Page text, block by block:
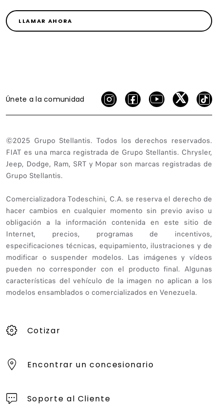
LLAMAR AHORA
Únete a la comunidad
©2025 Grupo Stellantis. Todos los derechos reservados.
FIAT es una marca registrada de Grupo Stellantis. Chrysler,
Jeep, Dodge, Ram, SRT y Mopar son marcas registradas de
Grupo Stellantis.
Comercializadora Todeschini, C.A. se reserva el derecho de
hacer cambios en cualquier momento sin previo aviso u
obligación a la información contenida en este sitio de
Internet, precios, programas de incentivos,
especificaciones técnicas, equipamiento, ilustraciones y de
modificar o suspender modelos. Las imágenes y vídeos
pueden no corresponder con el producto final. Algunas
características del vehículo de la imagen no aplican a los
modelos ensamblados o comercializados en Venezuela.
Cotizar
Encontrar un concesionario
Soporte al Cliente